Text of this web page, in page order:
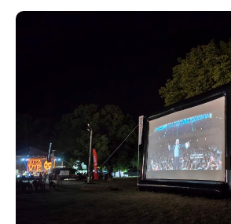
Adaugă aici
subtitluAdaugă
textul pentru
subtitluAdaugă
textul pentru
subtitluAdaugă
textul pentru